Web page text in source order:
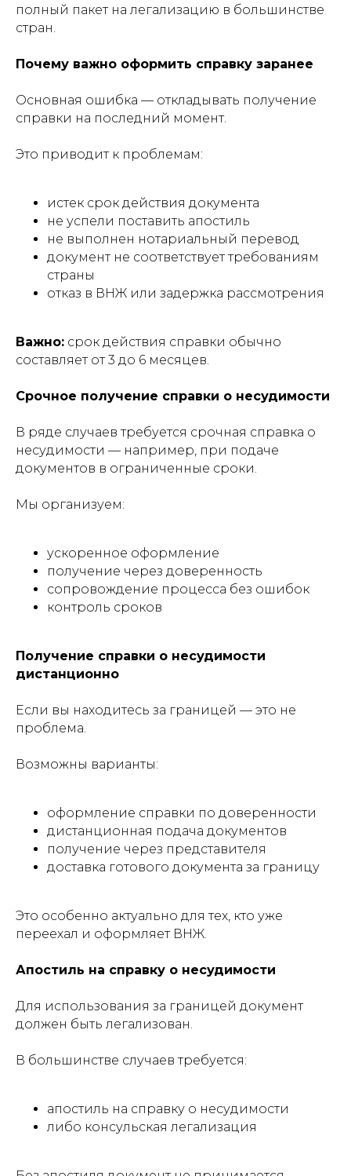
полный пакет на легализацию в большинстве
стран.
Почему важно оформить справку заранее
Основная ошибка — откладывать получение
справки на последний момент.
Это приводит к проблемам:
истек срок действия документа
не успели поставить апостиль
не выполнен нотариальный перевод
документ не соответствует требованиям
страны
отказ в ВНЖ или задержка рассмотрения
Важно: срок действия справки обычно
составляет от 3 до 6 месяцев.
Срочное получение справки о несудимости
В ряде случаев требуется срочная справка о
несудимости — например, при подаче
документов в ограниченные сроки.
Мы организуем:
ускоренное оформление
получение через доверенность
сопровождение процесса без ошибок
контроль сроков
Получение справки о несудимости
дистанционно
Если вы находитесь за границей — это не
проблема.
Возможны варианты:
оформление справки по доверенности
дистанционная подача документов
получение через представителя
доставка готового документа за границу
Это особенно актуально для тех, кто уже
переехал и оформляет ВНЖ.
Апостиль на справку о несудимости
Для использования за границей документ
должен быть легализован.
В большинстве случаев требуется:
апостиль на справку о несудимости
либо консульская легализация